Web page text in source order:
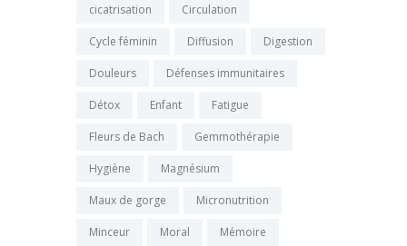
cicatrisation Circulation
Cycle féminin Diffusion Digestion
Douleurs Défenses immunitaires
Détox Enfant Fatigue
Fleurs de Bach Gemmothérapie
Hygiène Magnésium
Maux de gorge Micronutrition
Minceur Moral Mémoire